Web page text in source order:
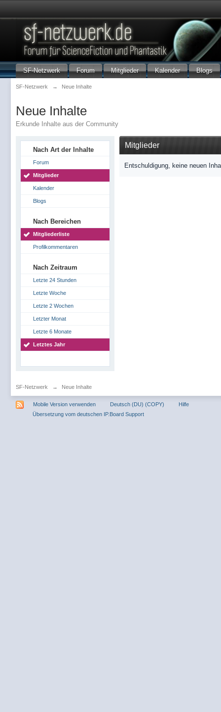
SF-Netzwerk Forum Mitglieder Kalender Blogs
SF-Netzwerk → Neue Inhalte
Neue Inhalte
Erkunde Inhalte aus der Community
Nach Art der Inhalte
Forum
Mitglieder
Kalender
Blogs
Nach Bereichen
Mitgliederliste
Profilkommentaren
Nach Zeitraum
Letzte 24 Stunden
Letzte Woche
Letzte 2 Wochen
Letzter Monat
Letzte 6 Monate
Letztes Jahr
Mitglieder
Entschuldigung, keine neuen
SF-Netzwerk → Neue Inhalte
Mobile Version verwenden Deutsch (DU) (COPY)
Hilfe
Übersetzung vom deutschen IP.Board Support